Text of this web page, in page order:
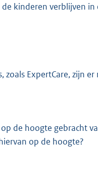
kinderen verblijven
ExpertCare, zijn
de hoogte gebracht
op de hoogte?